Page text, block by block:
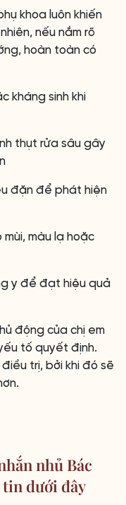
khoa luôn khiến
nếu nắm rõ
hoàn toàn có
kháng sinh khi
thụt rửa sâu gây
đặn để phát hiện
mùi, màu lạ hoặc
y để đạt hiệu quả
động của chị em
tố quyết định.
trị, bởi khi đó sẽ
nhủ Bác
tin dưới đây